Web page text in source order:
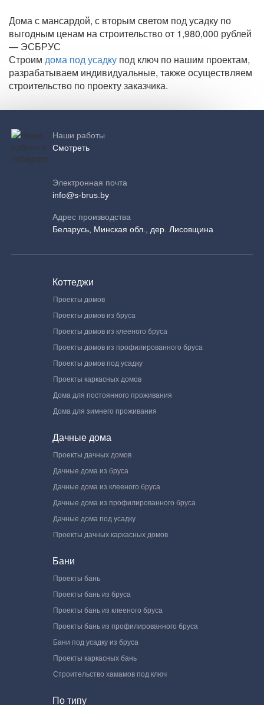
Дома с мансардой, с вторым светом под усадку по
выгодным ценам на строительство от 1,980,000 рублей
— ЭСБРУС
Строим дома под усадку под ключ по нашим проектам,
разрабатываем индивидуальные, также осуществляем
строительство по проекту заказчика.
Наши работы
Смотреть
Электронная почта
info@s-brus.by
Адрес производства
Беларусь, Минская обл., дер. Лисовщина
Коттеджи
Проекты домов
Проекты домов из бруса
Проекты домов из клееного бруса
Проекты домов из профилированного бруса
Проекты домов под усадку
Проекты каркасных домов
Дома для постоянного проживания
Дома для зимнего проживания
Дачные дома
Проекты дачных домов
Дачные дома из бруса
Дачные дома из клееного бруса
Дачные дома из профилированного бруса
Дачные дома под усадку
Проекты дачных каркасных домов
Бани
Проекты бань
Проекты бань из бруса
Проекты бань из клееного бруса
Проекты бань из профилированного бруса
Бани под усадку из бруса
Проекты каркасных бань
Строительство хамамов под ключ
По типу